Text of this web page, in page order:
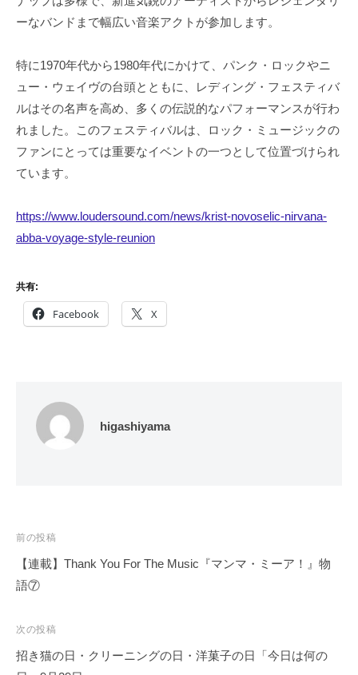
ーなバンドまで幅広い音楽アクトが参加します。
特に1970年代から1980年代にかけて、パンク・ロックやニ
ュー・ウェイヴの台頭とともに、レディング・フェスティバ
ルはその名声を高め、多くの伝説的なパフォーマンスが行わ
れました。このフェスティバルは、ロック・ミュージックの
ファンにとっては重要なイベントの一つとして位置づけられ
ています。
https://www.loudersound.com/news/krist-novoselic-nirvana-
abba-voyage-style-reunion
共有:
Facebook X
higashiyama
投
稿
ナ
ゲ
ー
前の投稿
【連載】Thank You For The Music『マンマ・ミーア！』物
語⑦
次の投稿
招き猫の日・クリーニングの日・洋菓子の日「今日は何の